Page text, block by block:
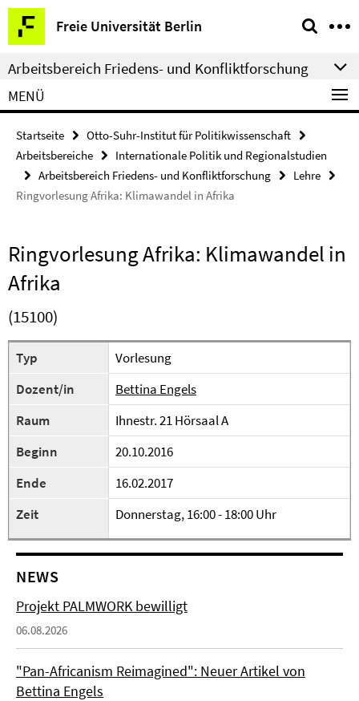
Springe
direkt
zu
Inhalt
Freie Universität Berlin
Service-
Navigation
Arbeitsbereich Friedens- und Konfliktforschung
MENÜ
Startseite
Otto-Suhr-Institut für Politikwissenschaft
Arbeitsbereiche
Internationale Politik und Regionalstudien
Arbeitsbereich Friedens- und Konfliktforschung
Lehre
Ringvorlesung Afrika: Klimawandel in Afrika
Ringvorlesung Afrika: Klimawandel in
Afrika
(15100)
Typ
Vorlesung
Dozent/in
Bettina Engels
Raum
Ihnestr. 21 Hörsaal A
Beginn
20.10.2016
Ende
16.02.2017
Zeit
Donnerstag, 16:00 - 18:00 Uhr
NEWS
Projekt PALMWORK bewilligt
06.08.2026
"Pan-Africanism Reimagined": Neuer Artikel von
Bettina Engels